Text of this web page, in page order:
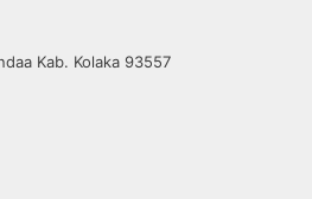
Kab. Kolaka 93557